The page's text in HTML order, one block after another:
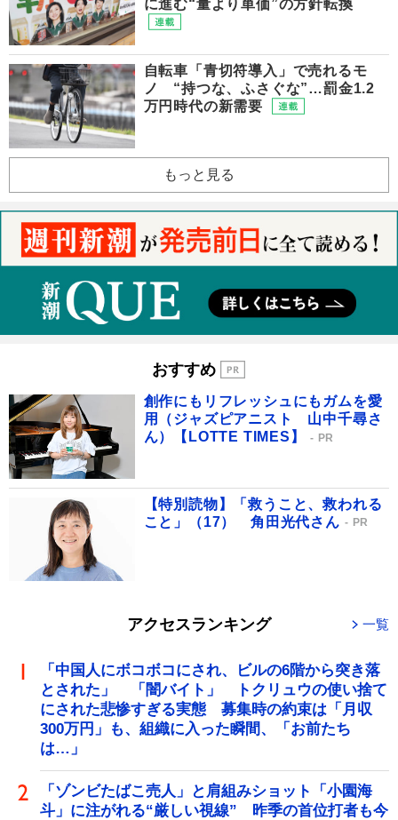
に進む“量より単価”の方針転換
自転車「青切符導入」で売れるモ
ノ “持つな、ふさぐな”…罰金1.2
万円時代の新需要
もっと見る
おすすめ
創作にもリフレッシュにもガムを愛
用（ジャズピアニスト 山中千尋さ
ん）【LOTTE TIMES】
PR
【特別読物】「救うこと、救われる
こと」（17） 角田光代さん
PR
アクセスランキング 一覧
「中国人にボコボコにされ、ビルの6階から突き落
とされた」 「闇バイト」 トクリュウの使い捨て
にされた悲惨すぎる実態 募集時の約束は「月収
300万円」も、組織に入った瞬間、「お前たち
は…」
「ゾンビたばこ売人」と肩組みショット「小園海
斗」に注がれる“厳しい視線” 昨季の首位打者も今